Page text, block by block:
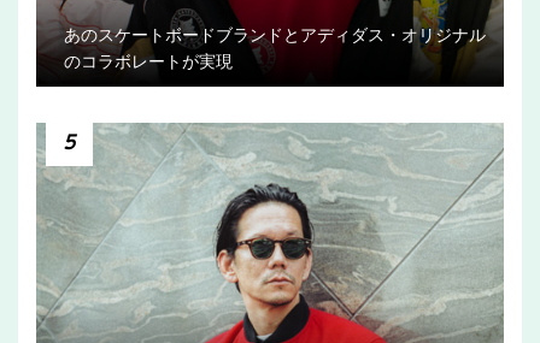
あのスケートボードブランドとアディダス・オリジナル
のコラボレートが実現
5